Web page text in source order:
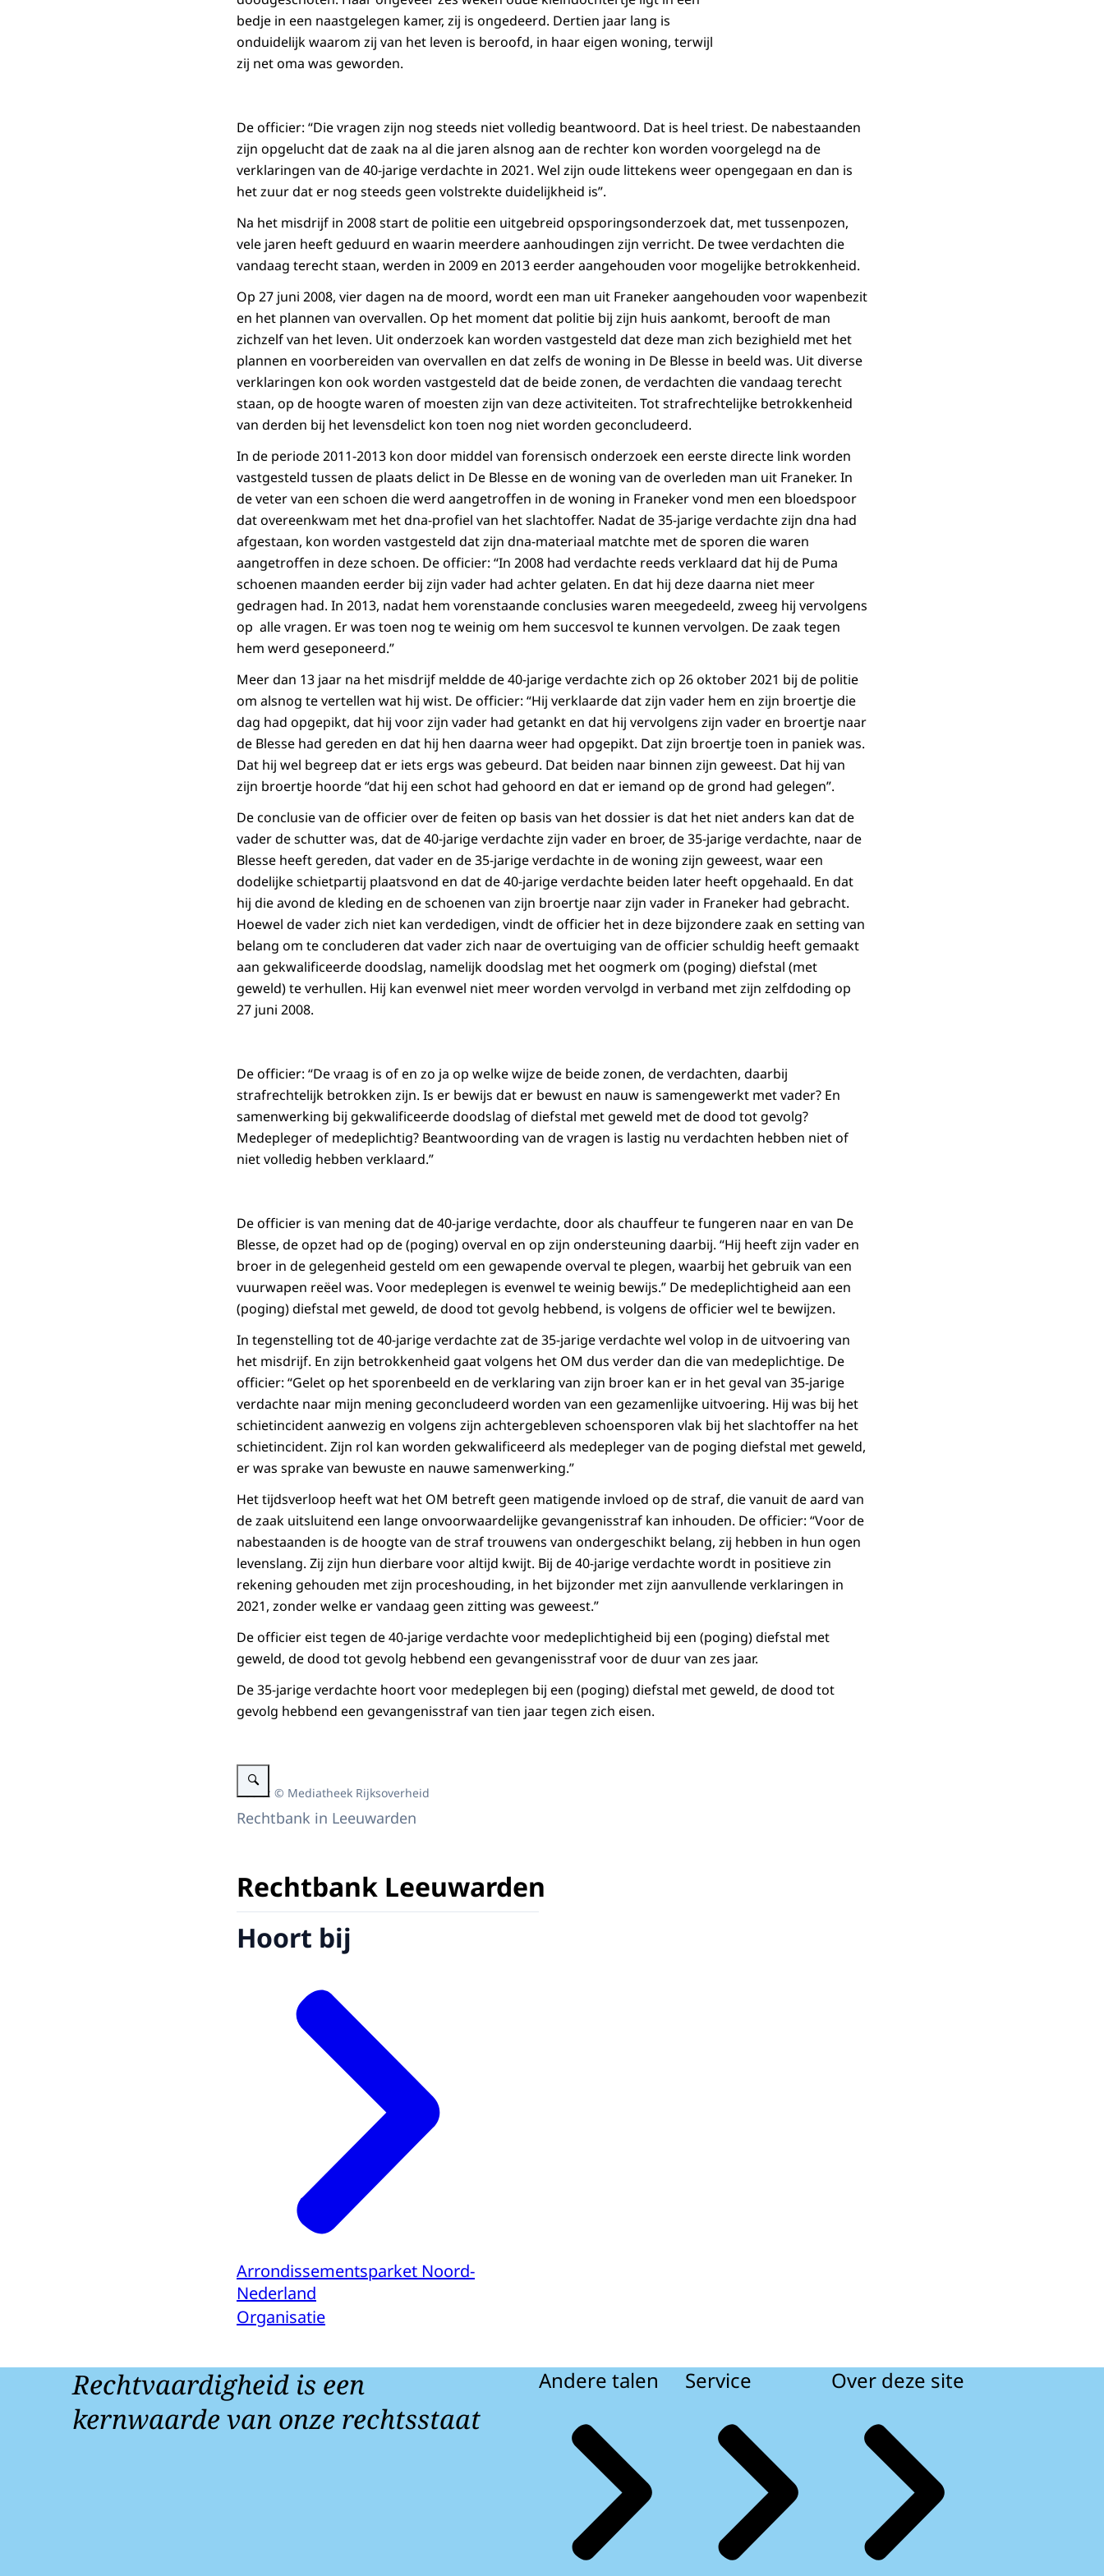
bedje in een naastgelegen kamer, zij is ongedeerd. Dertien jaar lang is
onduidelijk waarom zij van het leven is beroofd, in haar eigen woning, terwijl
zij net oma was geworden.
De officier: “Die vragen zijn nog steeds niet volledig beantwoord. Dat is heel triest. De nabestaanden
zijn opgelucht dat de zaak na al die jaren alsnog aan de rechter kon worden voorgelegd na de
verklaringen van de 40-jarige verdachte in 2021. Wel zijn oude littekens weer opengegaan en dan is
het zuur dat er nog steeds geen volstrekte duidelijkheid is”.
Na het misdrijf in 2008 start de politie een uitgebreid opsporingsonderzoek dat, met tussenpozen,
vele jaren heeft geduurd en waarin meerdere aanhoudingen zijn verricht. De twee verdachten die
vandaag terecht staan, werden in 2009 en 2013 eerder aangehouden voor mogelijke betrokkenheid.
Op 27 juni 2008, vier dagen na de moord, wordt een man uit Franeker aangehouden voor wapenbezit
en het plannen van overvallen. Op het moment dat politie bij zijn huis aankomt, berooft de man
zichzelf van het leven. Uit onderzoek kan worden vastgesteld dat deze man zich bezighield met het
plannen en voorbereiden van overvallen en dat zelfs de woning in De Blesse in beeld was. Uit diverse
verklaringen kon ook worden vastgesteld dat de beide zonen, de verdachten die vandaag terecht
staan, op de hoogte waren of moesten zijn van deze activiteiten. Tot strafrechtelijke betrokkenheid
van derden bij het levensdelict kon toen nog niet worden geconcludeerd.
In de periode 2011-2013 kon door middel van forensisch onderzoek een eerste directe link worden
vastgesteld tussen de plaats delict in De Blesse en de woning van de overleden man uit Franeker. In
de veter van een schoen die werd aangetroffen in de woning in Franeker vond men een bloedspoor
dat overeenkwam met het dna-profiel van het slachtoffer. Nadat de 35-jarige verdachte zijn dna had
afgestaan, kon worden vastgesteld dat zijn dna-materiaal matchte met de sporen die waren
aangetroffen in deze schoen. De officier: “In 2008 had verdachte reeds verklaard dat hij de Puma
schoenen maanden eerder bij zijn vader had achter gelaten. En dat hij deze daarna niet meer
gedragen had. In 2013, nadat hem vorenstaande conclusies waren meegedeeld, zweeg hij vervolgens
op alle vragen. Er was toen nog te weinig om hem succesvol te kunnen vervolgen. De zaak tegen
hem werd geseponeerd.”
Meer dan 13 jaar na het misdrijf meldde de 40-jarige verdachte zich op 26 oktober 2021 bij de politie
om alsnog te vertellen wat hij wist. De officier: “Hij verklaarde dat zijn vader hem en zijn broertje die
dag had opgepikt, dat hij voor zijn vader had getankt en dat hij vervolgens zijn vader en broertje naar
de Blesse had gereden en dat hij hen daarna weer had opgepikt. Dat zijn broertje toen in paniek was.
Dat hij wel begreep dat er iets ergs was gebeurd. Dat beiden naar binnen zijn geweest. Dat hij van
zijn broertje hoorde “dat hij een schot had gehoord en dat er iemand op de grond had gelegen”.
De conclusie van de officier over de feiten op basis van het dossier is dat het niet anders kan dat de
vader de schutter was, dat de 40-jarige verdachte zijn vader en broer, de 35-jarige verdachte, naar de
Blesse heeft gereden, dat vader en de 35-jarige verdachte in de woning zijn geweest, waar een
dodelijke schietpartij plaatsvond en dat de 40-jarige verdachte beiden later heeft opgehaald. En dat
hij die avond de kleding en de schoenen van zijn broertje naar zijn vader in Franeker had gebracht.
Hoewel de vader zich niet kan verdedigen, vindt de officier het in deze bijzondere zaak en setting van
belang om te concluderen dat vader zich naar de overtuiging van de officier schuldig heeft gemaakt
aan gekwalificeerde doodslag, namelijk doodslag met het oogmerk om (poging) diefstal (met
geweld) te verhullen. Hij kan evenwel niet meer worden vervolgd in verband met zijn zelfdoding op
27 juni 2008.
De officier: “De vraag is of en zo ja op welke wijze de beide zonen, de verdachten, daarbij
strafrechtelijk betrokken zijn. Is er bewijs dat er bewust en nauw is samengewerkt met vader? En
samenwerking bij gekwalificeerde doodslag of diefstal met geweld met de dood tot gevolg?
Medepleger of medeplichtig? Beantwoording van de vragen is lastig nu verdachten hebben niet of
niet volledig hebben verklaard.”
De officier is van mening dat de 40-jarige verdachte, door als chauffeur te fungeren naar en van De
Blesse, de opzet had op de (poging) overval en op zijn ondersteuning daarbij. “Hij heeft zijn vader en
broer in de gelegenheid gesteld om een gewapende overval te plegen, waarbij het gebruik van een
vuurwapen reëel was. Voor medeplegen is evenwel te weinig bewijs.” De medeplichtigheid aan een
(poging) diefstal met geweld, de dood tot gevolg hebbend, is volgens de officier wel te bewijzen.
In tegenstelling tot de 40-jarige verdachte zat de 35-jarige verdachte wel volop in de uitvoering van
het misdrijf. En zijn betrokkenheid gaat volgens het OM dus verder dan die van medeplichtige. De
officier: “Gelet op het sporenbeeld en de verklaring van zijn broer kan er in het geval van 35-jarige
verdachte naar mijn mening geconcludeerd worden van een gezamenlijke uitvoering. Hij was bij het
schietincident aanwezig en volgens zijn achtergebleven schoensporen vlak bij het slachtoffer na het
schietincident. Zijn rol kan worden gekwalificeerd als medepleger van de poging diefstal met geweld,
er was sprake van bewuste en nauwe samenwerking.”
Het tijdsverloop heeft wat het OM betreft geen matigende invloed op de straf, die vanuit de aard van
de zaak uitsluitend een lange onvoorwaardelijke gevangenisstraf kan inhouden. De officier: “Voor de
nabestaanden is de hoogte van de straf trouwens van ondergeschikt belang, zij hebben in hun ogen
levenslang. Zij zijn hun dierbare voor altijd kwijt. Bij de 40-jarige verdachte wordt in positieve zin
rekening gehouden met zijn proceshouding, in het bijzonder met zijn aanvullende verklaringen in
2021, zonder welke er vandaag geen zitting was geweest.”
De officier eist tegen de 40-jarige verdachte voor medeplichtigheid bij een (poging) diefstal met
geweld, de dood tot gevolg hebbend een gevangenisstraf voor de duur van zes jaar.
De 35-jarige verdachte hoort voor medeplegen bij een (poging) diefstal met geweld, de dood tot
gevolg hebbend een gevangenisstraf van tien jaar tegen zich eisen.
Vergroot afbeelding alt=""
Beeld: © Mediatheek Rijksoverheid
Rechtbank in Leeuwarden
Rechtbank Leeuwarden
Hoort bij
Arrondissementsparket Noord-
Nederland
Organisatie
Rechtvaardigheid is een
kernwaarde van onze rechtsstaat
Andere talen Service Over deze site